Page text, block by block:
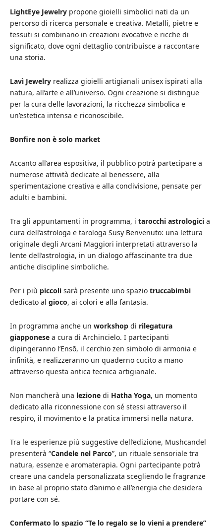
LightEye Jewelry propone gioielli simbolici nati da un
percorso di ricerca personale e creativa. Metalli, pietre e
tessuti si combinano in creazioni evocative e ricche di
significato, dove ogni dettaglio contribuisce a raccontare
una storia.
Lavì Jewelry realizza gioielli artigianali unisex ispirati alla
natura, all’arte e all’universo. Ogni creazione si distingue
per la cura delle lavorazioni, la ricchezza simbolica e
un’estetica intensa e riconoscibile.
Bonfire non è solo market
Accanto all’area espositiva, il pubblico potrà partecipare a
numerose attività dedicate al benessere, alla
sperimentazione creativa e alla condivisione, pensate per
adulti e bambini.
Tra gli appuntamenti in programma, i tarocchi astrologici a
cura dell’astrologa e tarologa Susy Benvenuto: una lettura
originale degli Arcani Maggiori interpretati attraverso la
lente dell’astrologia, in un dialogo affascinante tra due
antiche discipline simboliche.
Per i più piccoli sarà presente uno spazio truccabimbi
dedicato al gioco, ai colori e alla fantasia.
In programma anche un workshop di rilegatura
giapponese a cura di Archincielo. I partecipanti
dipingeranno l’Ensō, il cerchio zen simbolo di armonia e
infinità, e realizzeranno un quaderno cucito a mano
attraverso questa antica tecnica artigianale.
Non mancherà una lezione di Hatha Yoga, un momento
dedicato alla riconnessione con sé stessi attraverso il
respiro, il movimento e la pratica immersi nella natura.
Tra le esperienze più suggestive dell’edizione, Mushcandel
presenterà “Candele nel Parco”, un rituale sensoriale tra
natura, essenze e aromaterapia. Ogni partecipante potrà
creare una candela personalizzata scegliendo le fragranze
in base al proprio stato d’animo e all’energia che desidera
portare con sé.
Confermato lo spazio “Te lo regalo se lo vieni a prendere”